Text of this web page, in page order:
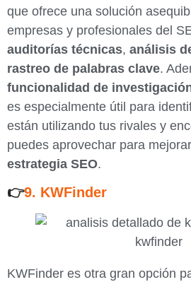
que ofrece una solución
empresas y profesionales del
auditorías técnicas, análisis
rastreo de palabras clave.
funcionalidad de
es especialmente útil para
están utilizando tus rivales y
puedes aprovechar para
estrategia SEO.
👉9. KWFinder
KWFinder es otra gran opción